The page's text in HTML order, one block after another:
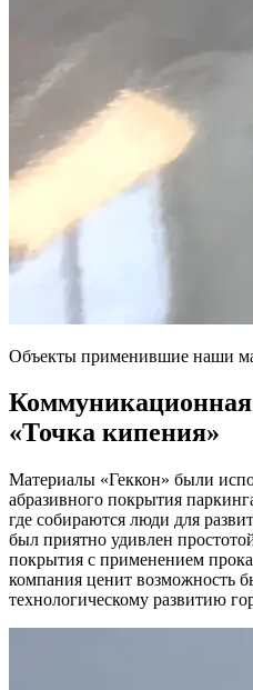
Объекты применившие наши
«Точка кипения»
Материалы «Геккон» были
абразивного покрытия
где собираются люди для
был приятно удивлен
покрытия с применением
компания ценит возможность
технологическому развитию